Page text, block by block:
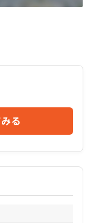
る